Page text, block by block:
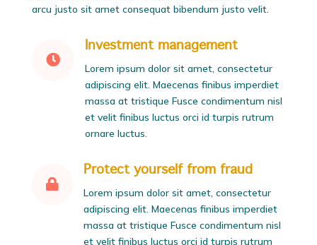
arcu justo sit amet consequat bibendum justo velit.

Investment management
Lorem ipsum dolor sit amet, consectetur
adipiscing elit. Maecenas finibus imperdiet
massa at tristique Fusce condimentum nisl
et velit finibus luctus orci id turpis rutrum
ornare luctus.

Protect yourself from fraud
Lorem ipsum dolor sit amet, consectetur
adipiscing elit. Maecenas finibus imperdiet
massa at tristique Fusce condimentum nisl
et velit finibus luctus orci id turpis rutrum